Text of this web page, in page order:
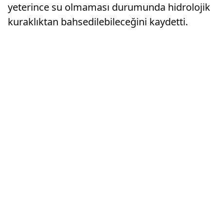
yeterince su olmaması durumunda hidrolojik
kuraklıktan bahsedilebileceğini kaydetti.